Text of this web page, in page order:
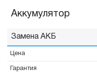
Аккумулятор
Замена АКБ